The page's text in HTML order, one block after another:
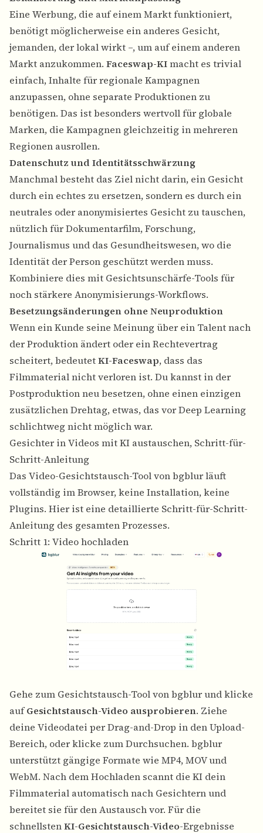
Eine Werbung, die auf einem Markt funktioniert,
benötigt möglicherweise ein anderes Gesicht,
jemanden, der lokal wirkt –, um auf einem anderen
Markt anzukommen. Faceswap-KImacht es trivial
einfach, Inhalte für regionale Kampagnen
anzupassen, ohne separate Produktionen zu
benötigen. Das ist besonders wertvoll für globale
Marken, die Kampagnen gleichzeitig in mehreren
Regionen ausrollen.
Datenschutz und Identitätsschwärzung
Manchmal besteht das Ziel nicht darin, ein Gesicht
durch ein echtes zu ersetzen, sondern es durch ein
neutrales oder anonymisiertes Gesicht zu tauschen,
nützlich für Dokumentarfilm, Forschung,
Journalismus und das Gesundheitswesen, wo die
Identität der Person geschützt werden muss.
Kombiniere dies mit Gesichtsunschärfe-Tools für
noch stärkere Anonymisierungs-Workflows.
Besetzungsänderungen ohne Neuproduktion
Wenn ein Kunde seine Meinung über ein Talent nach
der Produktion ändert oder ein Rechtevertrag
scheitert, bedeutetKI-Faceswap, dass das
Filmmaterial nicht verloren ist. Du kannst in der
Postproduktion neu besetzen, ohne einen einzigen
zusätzlichen Drehtag, etwas, das vor Deep Learning
schlichtweg nicht möglich war.
Gesichter in Videos mit KI austauschen, Schritt-für-
Schritt-Anleitung
Das Video-Gesichtstausch-Tool von bgblur läuft
vollständig im Browser, keine Installation, keine
Plugins. Hier ist eine detaillierte Schritt-für-Schritt-
Anleitung des gesamten Prozesses.
Schritt 1: Video hochladen
Gehe zum Gesichtstausch-Tool von bgblur und klicke
aufGesichtstausch-Video ausprobieren. Ziehe
deine Videodatei per Drag-and-Drop in den Upload-
Bereich, oder klicke zum Durchsuchen. bgblur
unterstützt gängige Formate wie MP4, MOV und
WebM. Nach dem Hochladen scannt die KI dein
Filmmaterial automatisch nach Gesichtern und
bereitet sie für den Austausch vor. Für die
schnellstenKI-Gesichtstausch-Video-Ergebnisse